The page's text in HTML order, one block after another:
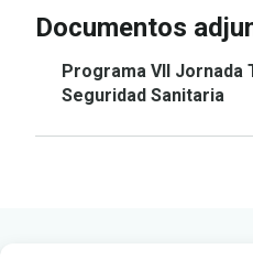
Documentos
Programa VII Jornada
Seguridad Sanitaria